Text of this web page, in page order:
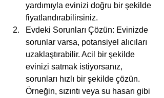
yardımıyla evinizi doğru bir şekilde
fiyatlandırabilirsiniz.
Evdeki Sorunları Çözün: Evinizde
sorunlar varsa, potansiyel alıcıları
uzaklaştırabilir. Acil bir şekilde
evinizi satmak istiyorsanız,
sorunları hızlı bir şekilde çözün.
Örneğin, sızıntı veya su hasarı gibi